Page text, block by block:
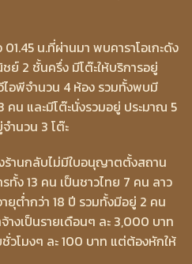
น.ที่ผ่านมา พบคาราโอเกะดัง
ย์ 2 ชั้นครึ่ง มีโต๊ะให้บริการอยู่
อพีจำนวน 4 ห้อง รวมทั้งพบมี
น และมีโต๊ะนั่งรวมอยู่ ประมาณ 5
ำนวน 3 โต๊ะ
ร้านกลับไม่มีใบอนุญาตตั้งสถาน
ง 13 คน เป็นชาวไทย 7 คน ลาว
ยุต่ำกว่า 18 ปี รวมทั้งมีอยู่ 2 คน
างเป็นรายเดือนๆ ละ 3,000 บาท
วโมงๆ ละ 100 บาท แต่ต้องหักให้